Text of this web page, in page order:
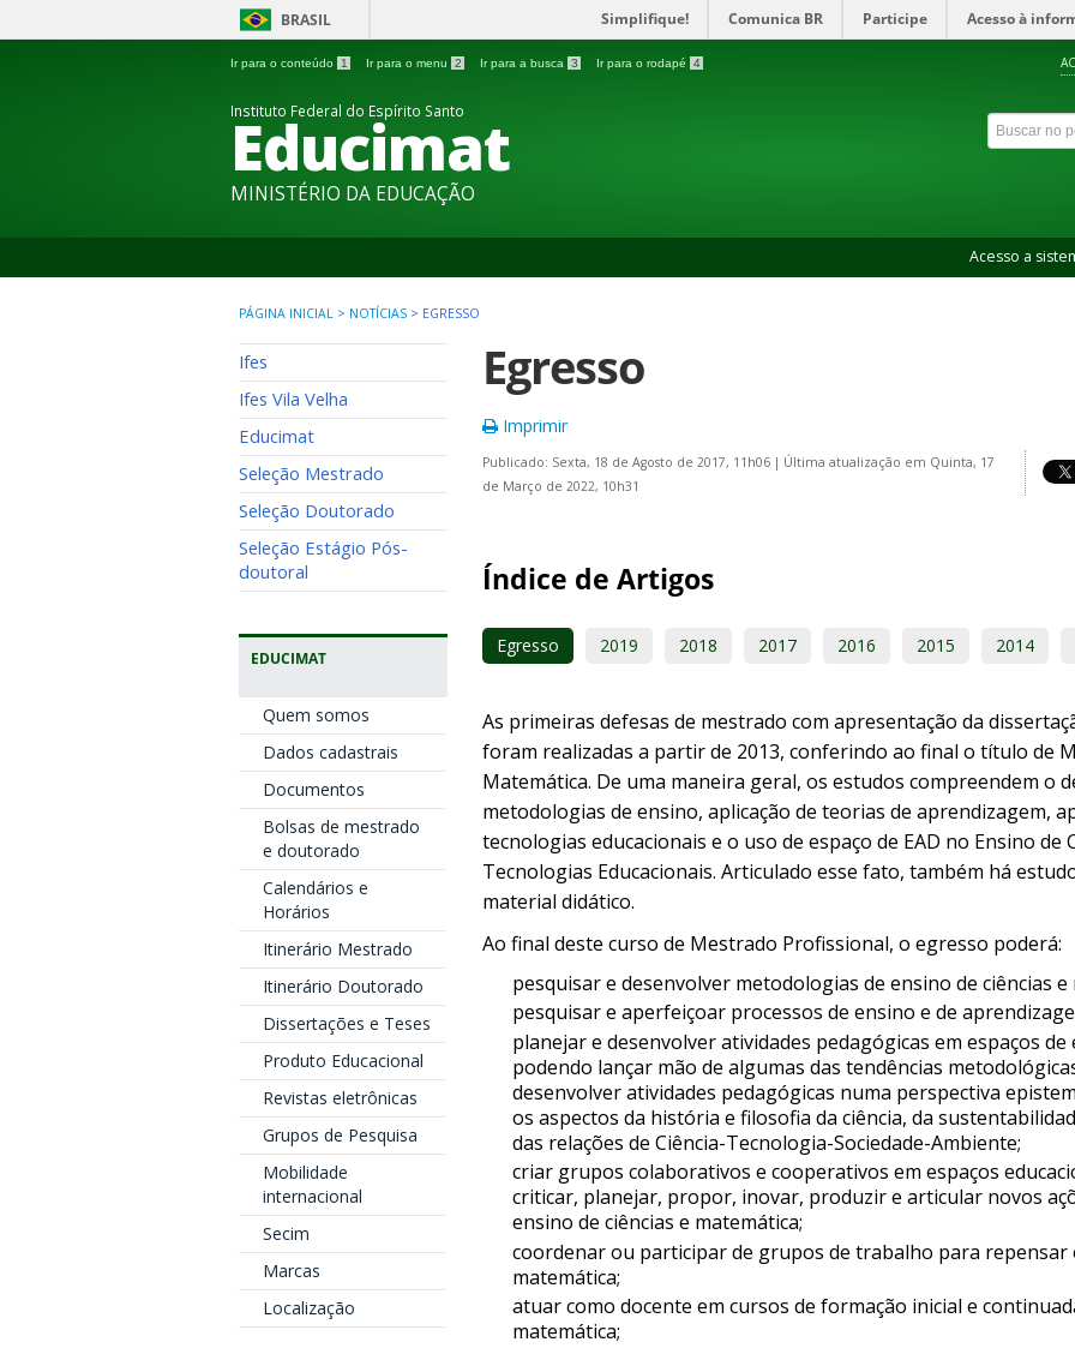
BRASIL Simplifique! Comunica BR Participe Acesso à
Ir para o conteúdo 1 Ir para o menu 2 Ir para a busca 3 Ir para o rodapé 4
Instituto Federal do Espírito Santo
Educimat
MINISTÉRIO DA EDUCAÇÃO
Acesso a
PÁGINA INICIAL > NOTÍCIAS > EGRESSO
Ifes
Ifes Vila Velha
Educimat
Seleção Mestrado
Seleção Doutorado
Seleção Estágio Pós-
doutoral
EDUCIMAT
Quem somos
Dados cadastrais
Documentos
Bolsas de mestrado
e doutorado
Calendários e
Horários
Itinerário Mestrado
Itinerário Doutorado
Dissertações e Teses
Produto Educacional
Revistas eletrônicas
Grupos de Pesquisa
Mobilidade
internacional
Secim
Marcas
Localização
Egresso
Imprimir
Publicado: Sexta, 18 de Agosto de 2017, 11h06 | Última atualização em Quinta, 17
de Março de 2022, 10h31
Índice de Artigos
Egresso 2019 2018 2017 2016 2015 2014
As primeiras defesas de mestrado com apresentação da
foram realizadas a partir de 2013, conferindo ao final o título de
Matemática. De uma maneira geral, os estudos compreendem o
metodologias de ensino, aplicação de teorias de aprendizagem,
tecnologias educacionais e o uso de espaço de EAD no Ensino de
Tecnologias Educacionais. Articulado esse fato, também há
material didático.
Ao final deste curso de Mestrado Profissional, o egresso poderá:
pesquisar e desenvolver metodologias de ensino de ciências e
pesquisar e aperfeiçoar processos de ensino e de
planejar e desenvolver atividades pedagógicas em espaços
podendo lançar mão de algumas das tendências
desenvolver atividades pedagógicas numa perspectiva
os aspectos da história e filosofia da ciência, da
das relações de Ciência-Tecnologia-Sociedade-Ambiente;
criar grupos colaborativos e cooperativos em espaços
criticar, planejar, propor, inovar, produzir e articular novos
ensino de ciências e matemática;
coordenar ou participar de grupos de trabalho para repensar
matemática;
atuar como docente em cursos de formação inicial e
matemática;